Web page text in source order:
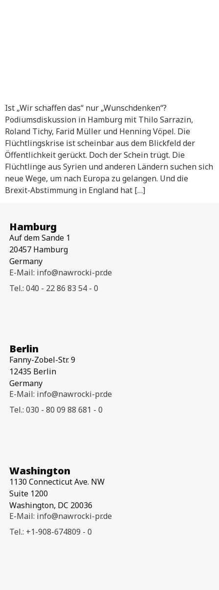
Ist „Wir schaffen das“ nur „Wunschdenken“?
Podiumsdiskussion in Hamburg mit Thilo Sarrazin,
Roland Tichy, Farid Müller und Henning Vöpel. Die
Flüchtlingskrise ist scheinbar aus dem Blickfeld der
Öffentlichkeit gerückt. Doch der Schein trügt. Die
Flüchtlinge aus Syrien und anderen Ländern suchen sich
neue Wege, um nach Europa zu gelangen. Und die
Brexit-Abstimmung in England hat […]
Hamburg
Auf dem Sande 1
20457 Hamburg
Germany
E-Mail: info@nawrocki-pr.de
Tel.: 040 - 22 86 83 54 - 0
Berlin
Fanny-Zobel-Str. 9
12435 Berlin
Germany
E-Mail: info@nawrocki-pr.de
Tel.: 030 - 80 09 88 681 - 0
Washington
1130 Connecticut Ave. NW
Suite 1200
Washington, DC 20036
E-Mail: info@nawrocki-pr.de
Tel.: +1-908-674809 - 0